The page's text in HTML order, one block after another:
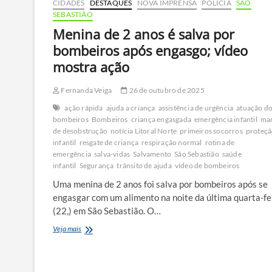
CIDADES DESTAQUES NOVA IMPRENSA POLÍCIA SÃO
SEBASTIÃO
Menina de 2 anos é salva por
bombeiros após engasgo; vídeo
mostra ação
Fernanda Veiga
26 de outubro de 2025
ação rápida ajuda a criança assistência de urgência atuação
bombeiros Bombeiros criança engasgada emergência infantil
de desobstrução notícia Litoral Norte primeiros socorros
infantil resgate de criança respiração normal rotina de
emergência salva-vidas Salvamento São Sebastião saúde
infantil Segurança trânsito de ajuda vídeo de bombeiros
Uma menina de 2 anos foi salva por bombeiros após se
engasgar com um alimento na noite da última quarta-
(22,) em São Sebastião. O…
Veja maisMenina